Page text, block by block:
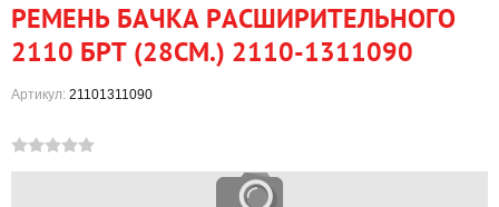
РЕМЕНЬ БАЧКА РАСШИРИТЕЛЬНОГО
2110 БРТ (28СМ.) 2110-1311090
Артикул: 21101311090